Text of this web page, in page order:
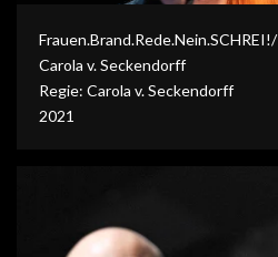
Frauen.Brand.Rede.Nein.SCHREI!/
Carola v. Seckendorff
Regie: Carola v. Seckendorff
2021